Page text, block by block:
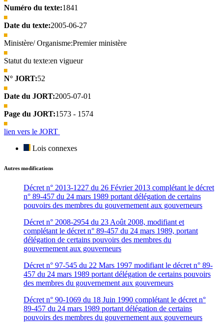
Numéro du texte:1841
Date du texte:2005-06-27
Ministère/ Organisme:Premier ministère
Statut du texte:en vigueur
N° JORT:52
Date du JORT:2005-07-01
Page du JORT:1573 - 1574
lien vers le JORT
Lois connexes
Autres modifications
Décret n° 2013-1227 du 26 Février 2013 complétant le décret
n° 89-457 du 24 mars 1989 portant délégation de certains
pouvoirs des membres du gouvernement aux gouverneurs
Décret n° 2008-2954 du 23 Août 2008, modifiant et
complétant le décret n° 89-457 du 24 mars 1989, portant
délégation de certains pouvoirs des membres du
gouvernement aux gouverneurs
Décret n° 97-545 du 22 Mars 1997 modifiant le décret n° 89-
457 du 24 mars 1989 portant délégation de certains pouvoirs
des membres du gouvernement aux gouverneurs
Décret n° 90-1069 du 18 Juin 1990 complétant le décret n°
89-457 du 24 mars 1989 portant délégation de certains
pouvoirs des membres du gouvernement aux gouverneurs